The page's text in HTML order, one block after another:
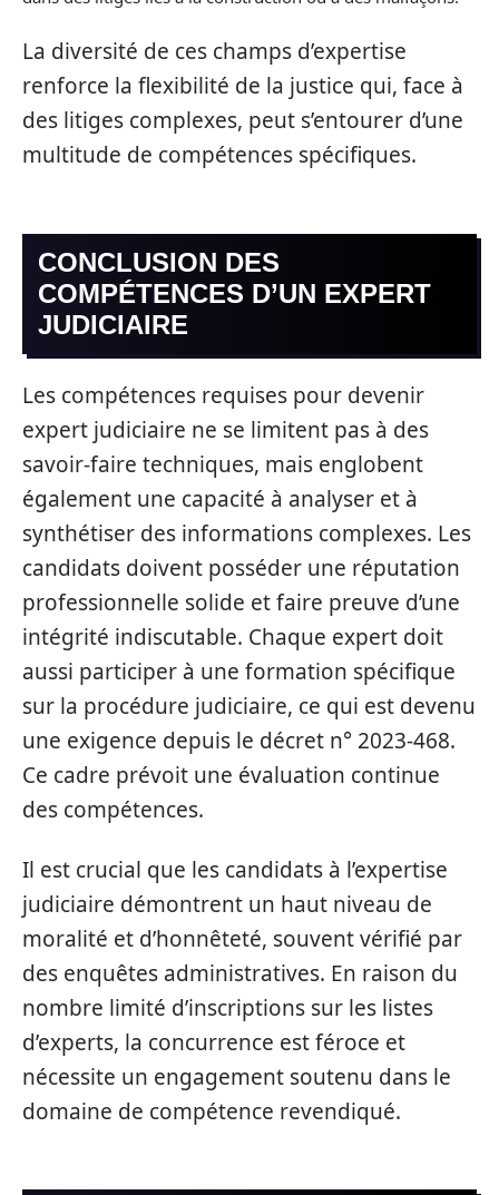
La diversité de ces champs d’expertise
renforce la flexibilité de la justice qui, face à
des litiges complexes, peut s’entourer d’une
multitude de compétences spécifiques.
CONCLUSION DES
COMPÉTENCES D’UN EXPERT
JUDICIAIRE
Les compétences requises pour devenir
expert judiciaire ne se limitent pas à des
savoir-faire techniques, mais englobent
également une capacité à analyser et à
synthétiser des informations complexes. Les
candidats doivent posséder une réputation
professionnelle solide et faire preuve d’une
intégrité indiscutable. Chaque expert doit
aussi participer à une formation spécifique
sur la procédure judiciaire, ce qui est devenu
une exigence depuis le décret n° 2023-468.
Ce cadre prévoit une évaluation continue
des compétences.
Il est crucial que les candidats à l’expertise
judiciaire démontrent un haut niveau de
moralité et d’honnêteté, souvent vérifié par
des enquêtes administratives. En raison du
nombre limité d’inscriptions sur les listes
d’experts, la concurrence est féroce et
nécessite un engagement soutenu dans le
domaine de compétence revendiqué.